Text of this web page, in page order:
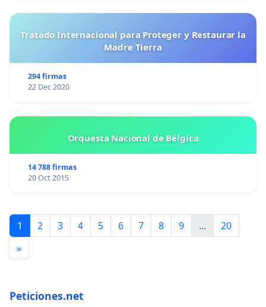
Tratado Internacional para Proteger y Restaurar la
Madre Tierra
294 firmas
22 Dec 2020
Orquesta Nacional de Bélgica
14 788 firmas
20 Oct 2015
1 2 3 4 5 6 7 8 9 ...
20
»
Peticiones.net